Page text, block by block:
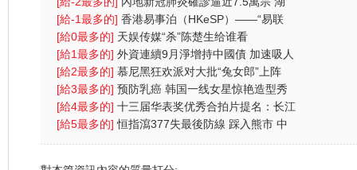
北逾2000人
[給-1最多的] 香港易事泊（HKeSP）——“易联
（eLink）”项目
[給0最多的] 天娱传媒“杀”陈楚生给谁看
[給1最多的] 外資連續9月淨增持中國債 加速吸人
幣資產
[給2最多的] 慕尼黑狂欢派对大批“兔女郎”上阵
(图)
[給3最多的] 预防乳癌 韩国一线女星惊艳造型秀
(图)
[給4最多的] 十三届华表奖优秀合拍片提名：长江
七号
[給5最多的]恒指瀉377失最後防線 踩入熊市 中
央放水無